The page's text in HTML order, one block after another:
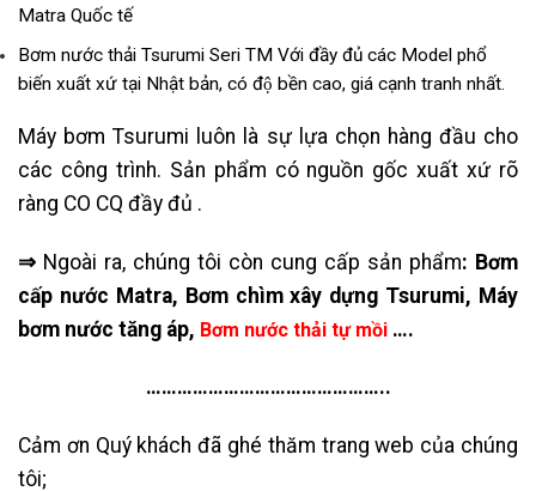
Matra Quốc tế
Bơm nước thải Tsurumi Seri TM Với đầy đủ các Model phổ
biến xuất xứ tại Nhật bản, có độ bền cao, giá cạnh tranh nhất.
Máy bơm Tsurumi luôn là sự lựa chọn hàng đầu cho
các công trình. Sản phẩm có nguồn gốc xuất xứ rõ
ràng CO CQ đầy đủ .
⇒ Ngoài ra, chúng tôi còn cung cấp sản phẩm: Bơm
cấp nước Matra, Bơm chìm xây dựng Tsurumi, Máy
bơm nước tăng áp, Bơm nước thải tự mồi ….
………………………………………..
Cảm ơn Quý khách đã ghé thăm trang web của chúng
tôi;